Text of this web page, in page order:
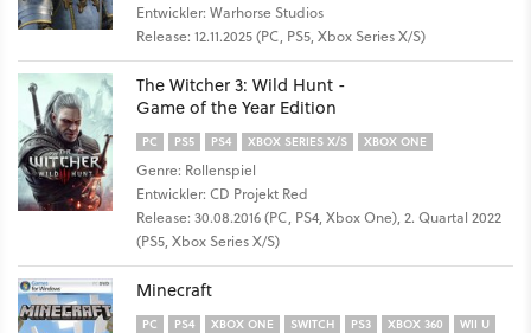
Entwickler: Warhorse Studios
Release: 12.11.2025 (PC, PS5, Xbox Series X/S)
The Witcher 3: Wild Hunt -
Game of the Year Edition
PC PS5 PS4 XBOX SERIES X/S XBOX ONE
Genre: Rollenspiel
Entwickler: CD Projekt Red
Release: 30.08.2016 (PC, PS4, Xbox One), 2. Quartal 2022
(PS5, Xbox Series X/S)
Minecraft
PC PS4 XBOX ONE SWITCH PS3 XBOX 360
WII U